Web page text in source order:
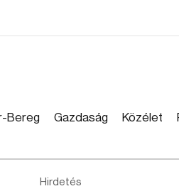
Bereg Gazdaság Közélet
Hirdetés